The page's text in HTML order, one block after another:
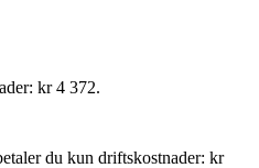
kr 4 372.
du kun driftskostnader: kr